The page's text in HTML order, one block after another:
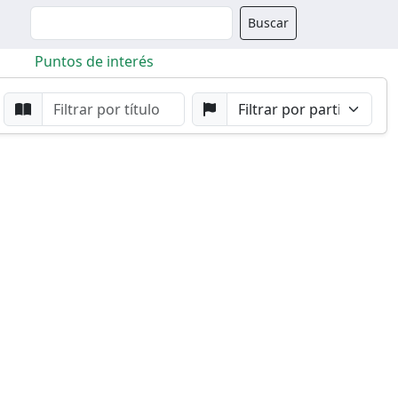
Buscador Buscar
Puntos de interés
Buscar por Punto Buscar por Partido